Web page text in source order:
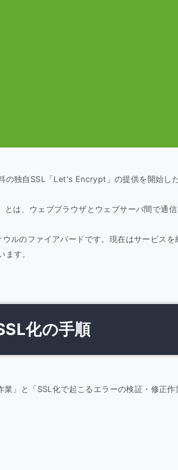
の独自SSL「Let's Encrypt」の提供を開始し
は、ウェブブラウザとウェブサーバ間で通信
ルのファイアバードです。現在はサービスを
す。
化の手順
業」と「SSL化で起こるエラーの検証・修正作